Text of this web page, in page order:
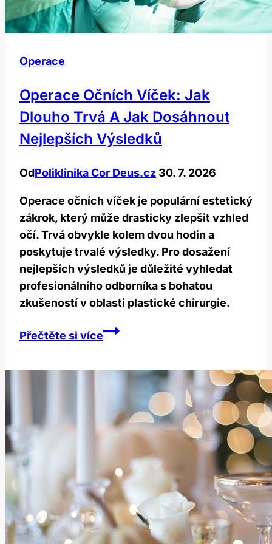
Operace
Operace Očních Víček: Jak
Dlouho Trvá A Jak Dosáhnout
Nejlepších Výsledků
OdPoliklinika Cor Deus.cz 30. 7. 2026
Operace očních víček je populární estetický
zákrok, který může drasticky zlepšit vzhled
očí. Trvá obvykle kolem dvou hodin a
poskytuje trvalé výsledky. Pro dosažení
nejlepších výsledků je důležité vyhledat
profesionálního odborníka s bohatou
zkušeností v oblasti plastické chirurgie.
Přečtěte si víceOperace
Trvá
Dosáhnout
Nejlepších
Výsledků